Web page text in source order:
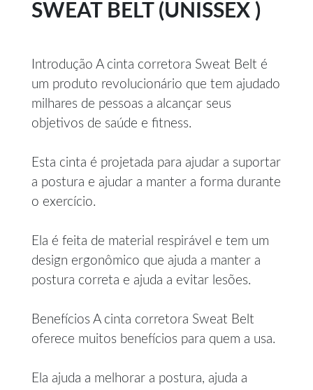
SWEAT BELT (UNISSEX )
Introdução A cinta corretora Sweat Belt é
um produto revolucionário que tem ajudado
milhares de pessoas a alcançar seus
objetivos de saúde e fitness.
Esta cinta é projetada para ajudar a suportar
a postura e ajudar a manter a forma durante
o exercício.
Ela é feita de material respirável e tem um
design ergonômico que ajuda a manter a
postura correta e ajuda a evitar lesões.
Benefícios A cinta corretora Sweat Belt
oferece muitos benefícios para quem a usa.
Ela ajuda a melhorar a postura, ajuda a